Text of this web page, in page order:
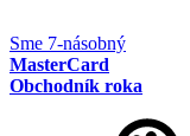
Sme 7-násobný
MasterCard
Obchodník roka